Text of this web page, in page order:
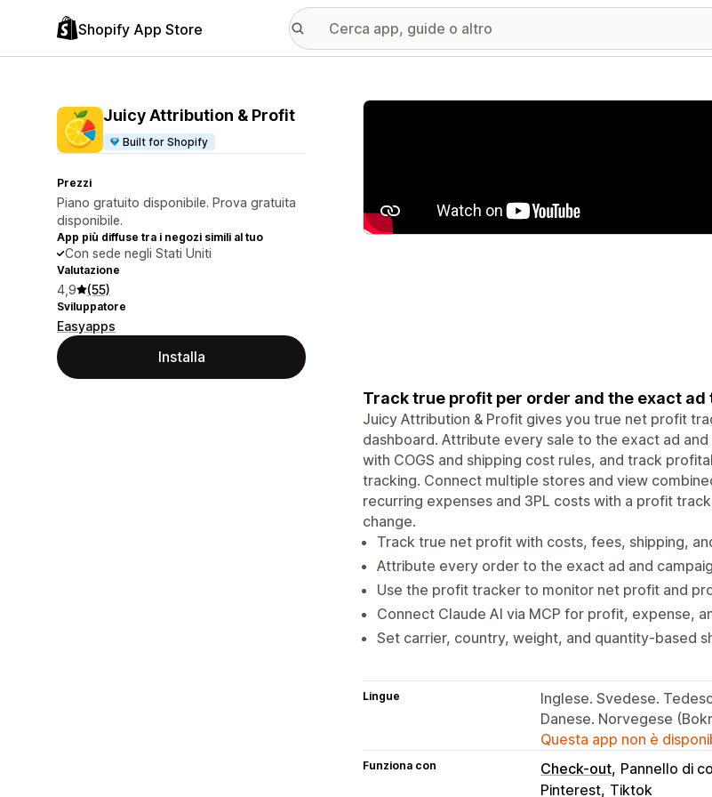
Shopify App Store
Juicy Attribution & Profit
Built for Shopify
Prezzi
Piano gratuito disponibile. Prova gratuita
disponibile.
App più diffuse tra i negozi simili al tuo
Con sede negli Stati Uniti
Valutazione
4,9 (55)
Sviluppatore
Easyapps
Installa
Galleria immagini in evidenza
Track true profit per order and the exact
Juicy Attribution & Profit gives you true net profit
dashboard. Attribute every sale to the exact ad
with COGS and shipping cost rules, and track
tracking. Connect multiple stores and view
recurring expenses and 3PL costs with a profit
change.
Track true net profit with costs, fees, shipping,
Attribute every order to the exact ad and
Use the profit tracker to monitor net profit and
Connect Claude AI via MCP for profit, expense,
Set carrier, country, weight, and quantity-based
Lingue
Inglese. Svedese.
Danese. Norvegese
Questa app non è
Funziona con Check-out Pannello di
Pinterest Tiktok